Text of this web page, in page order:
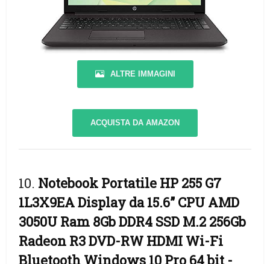
ALTRE IMMAGINI
ACQUISTA DA AMAZON
10. Notebook Portatile HP 255 G7
1L3X9EA Display da 15.6” CPU AMD
3050U Ram 8Gb DDR4 SSD M.2 256Gb
Radeon R3 DVD-RW HDMI Wi-Fi
Bluetooth Windows 10 Pro 64 bit -